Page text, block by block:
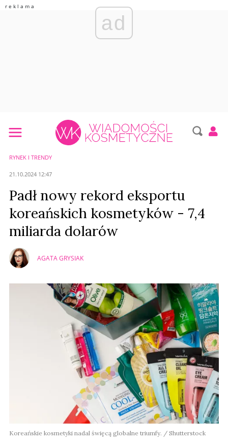
ad
RYNEK I TRENDY
21.10.2024 12:47
Padł nowy rekord eksportu
koreańskich kosmetyków - 7,4
miliarda dolarów
AGATA GRYSIAK
Koreańskie kosmetyki nadal święcą globalne triumfy. / Shutterstock